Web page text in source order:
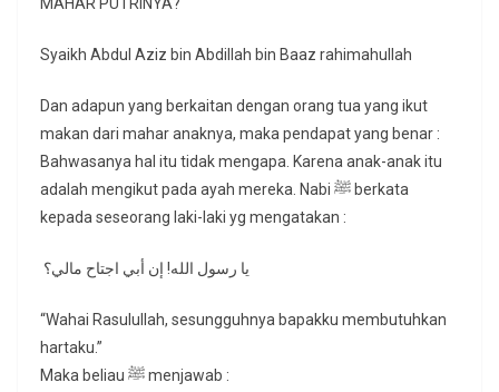
MAHAR PUTRINYA?
Syaikh Abdul Aziz bin Abdillah bin Baaz rahimahullah
Dan adapun yang berkaitan dengan orang tua yang ikut
makan dari mahar anaknya, maka pendapat yang benar :
Bahwasanya hal itu tidak mengapa. Karena anak-anak itu
adalah mengikut pada ayah mereka. Nabi ﷺ berkata
kepada seseorang laki-laki yg mengatakan :
يا رسول الله! إن أبي اجتاح مالي؟
“Wahai Rasulullah, sesungguhnya bapakku membutuhkan
hartaku.”
Maka beliau ﷺ menjawab :